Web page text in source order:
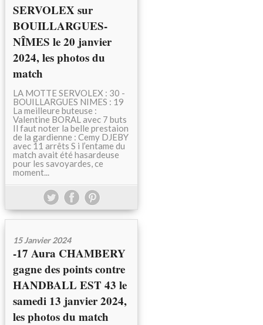
SERVOLEX sur
BOUILLARGUES-
NÎMES le 20 janvier
2024, les photos du
match
LA MOTTE SERVOLEX : 30 -
BOUILLARGUES NIMES : 19
La meilleure buteuse :
Valentine BORAL avec 7 buts
Il faut noter la belle prestaion
de la gardienne : Cemy DJEBY
avec 11 arrêts S i l’entame du
match avait été hasardeuse
pour les savoyardes, ce
moment...
15 Janvier 2024
-17 Aura CHAMBERY
gagne des points contre
HANDBALL EST 43 le
samedi 13 janvier 2024,
les photos du match